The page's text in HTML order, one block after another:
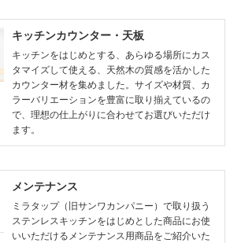
キッチンカウンター・天板
キッチンをはじめとする、あらゆる場所にカス
タマイズして使える、天然木の質感を活かした
カウンター材を集めました。サイズや材質、カ
ラーバリエーションを豊富に取り揃えているの
で、理想の仕上がりに合わせてお選びいただけ
ます。
メンテナンス
ミラタップ（旧サンワカンパニー）で取り扱う
ステンレスキッチンをはじめとした商品にお使
いいただけるメンテナンス用商品をご紹介いた